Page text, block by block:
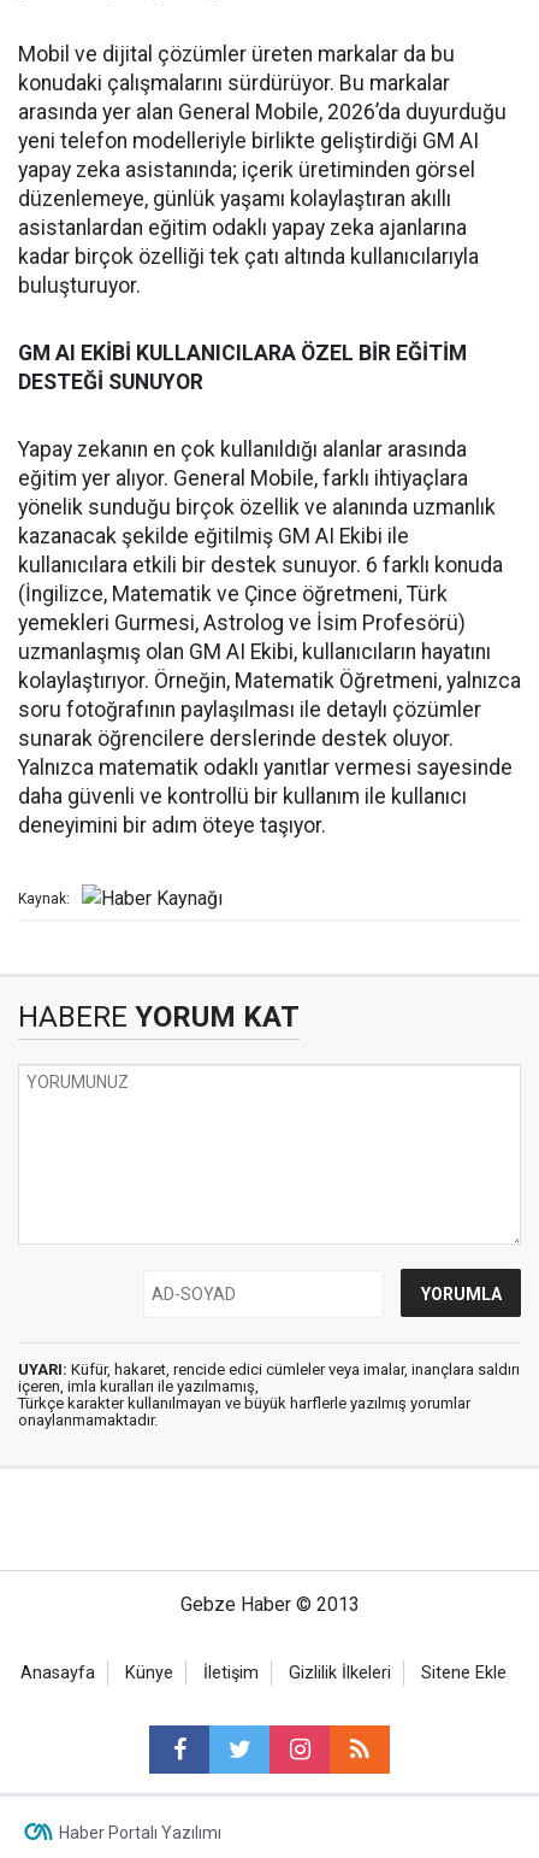
Mobil ve dijital çözümler üreten markalar da bu
konudaki çalışmalarını sürdürüyor. Bu markalar
arasında yer alan General Mobile, 2026’da duyurduğu
yeni telefon modelleriyle birlikte geliştirdiği GM AI
yapay zeka asistanında; içerik üretiminden görsel
düzenlemeye, günlük yaşamı kolaylaştıran akıllı
asistanlardan eğitim odaklı yapay zeka ajanlarına
kadar birçok özelliği tek çatı altında kullanıcılarıyla
buluşturuyor.
GM AI EKİBİ KULLANICILARA ÖZEL BİR EĞİTİM
DESTEĞİ SUNUYOR
Yapay zekanın en çok kullanıldığı alanlar arasında
eğitim yer alıyor. General Mobile, farklı ihtiyaçlara
yönelik sunduğu birçok özellik ve alanında uzmanlık
kazanacak şekilde eğitilmiş GM AI Ekibi ile
kullanıcılara etkili bir destek sunuyor. 6 farklı konuda
(İngilizce, Matematik ve Çince öğretmeni, Türk
yemekleri Gurmesi, Astrolog ve İsim Profesörü)
uzmanlaşmış olan GM AI Ekibi, kullanıcıların hayatını
kolaylaştırıyor. Örneğin, Matematik Öğretmeni, yalnızca
soru fotoğrafının paylaşılması ile detaylı çözümler
sunarak öğrencilere derslerinde destek oluyor.
Yalnızca matematik odaklı yanıtlar vermesi sayesinde
daha güvenli ve kontrollü bir kullanım ile kullanıcı
deneyimini bir adım öteye taşıyor.
Kaynak:
HABERE YORUM KAT
UYARI: Küfür, hakaret, rencide edici cümleler veya imalar, inançlara saldırı
içeren, imla kuralları ile yazılmamış,
Türkçe karakter kullanılmayan ve büyük harflerle yazılmış yorumlar
onaylanmamaktadır.
Gebze Haber © 2013
Anasayfa Künye İletişim Gizlilik İlkeleri Sitene Ekle
Haber Portalı Yazılımı